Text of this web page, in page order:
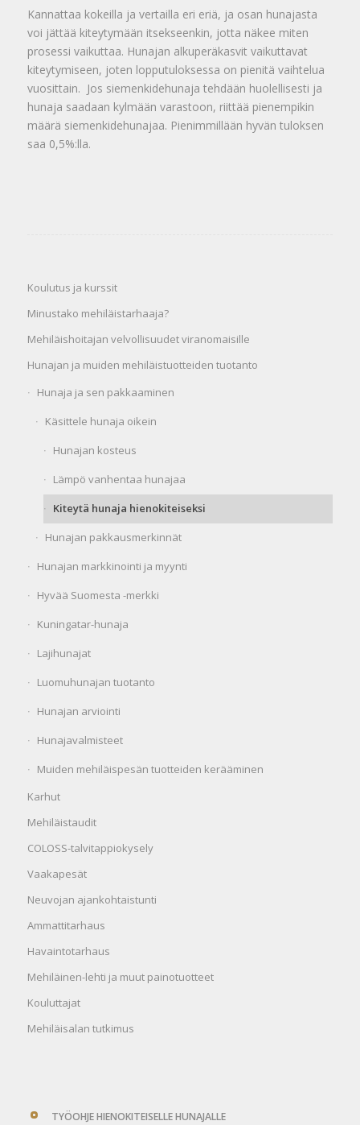
Kannattaa kokeilla ja vertailla eri eriä, ja osan hunajasta
voi jättää kiteytymään itsekseenkin, jotta näkee miten
prosessi vaikuttaa. Hunajan alkuperäkasvit vaikuttavat
kiteytymiseen, joten lopputuloksessa on pienitä vaihtelua
vuosittain. Jos siemenkidehunaja tehdään huolellisesti ja
hunaja saadaan kylmään varastoon, riittää pienempikin
määrä siemenkidehunajaa. Pienimmillään hyvän tuloksen
saa 0,5%:lla.
Koulutus ja kurssit
Minustako mehiläistarhaaja?
Mehiläishoitajan velvollisuudet viranomaisille
Hunajan ja muiden mehiläistuotteiden tuotanto
Hunaja ja sen pakkaaminen
Käsittele hunaja oikein
Hunajan kosteus
Lämpö vanhentaa hunajaa
Kiteytä hunaja hienokiteiseksi
Hunajan pakkausmerkinnät
Hunajan markkinointi ja myynti
Hyvää Suomesta -merkki
Kuningatar-hunaja
Lajihunajat
Luomuhunajan tuotanto
Hunajan arviointi
Hunajavalmisteet
Muiden mehiläispesän tuotteiden kerääminen
Karhut
Mehiläistaudit
COLOSS-talvitappiokysely
Vaakapesät
Neuvojan ajankohtaistunti
Ammattitarhaus
Havaintotarhaus
Mehiläinen-lehti ja muut painotuotteet
Kouluttajat
Mehiläisalan tutkimus
TYÖOHJE HIENOKITEISELLE HUNAJALLE